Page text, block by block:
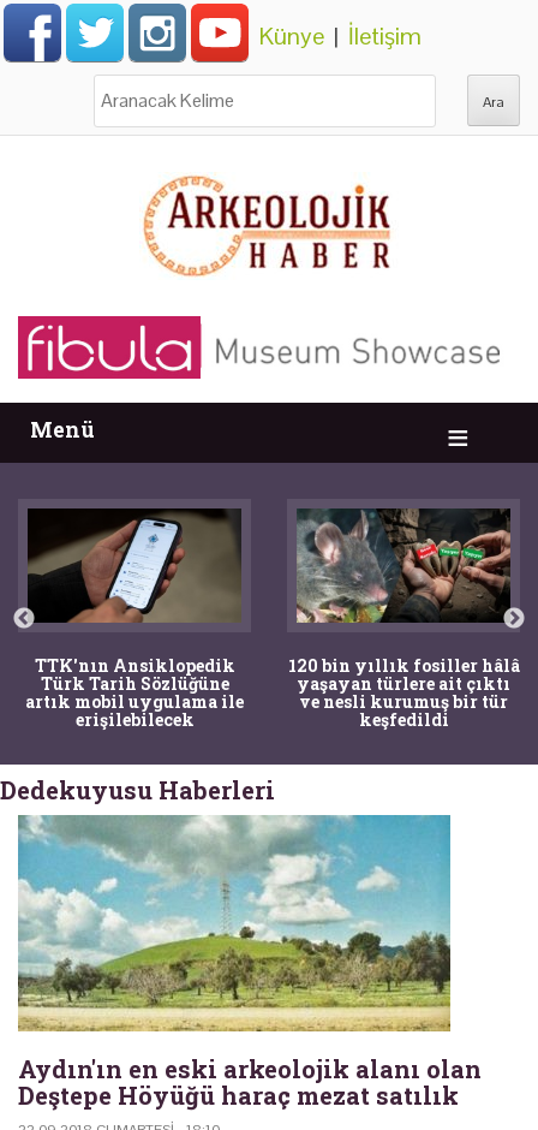
Künye | İletişim
Menü
TTK'nın Ansiklopedik
Türk Tarih Sözlüğüne
artık mobil uygulama ile
erişilebilecek
120 bin yıllık fosiller hâlâ
yaşayan türlere ait çıktı
ve nesli kurumuş bir tür
keşfedildi
Dedekuyusu Haberleri
Aydın'ın en eski arkeolojik alanı olan
Deştepe Höyüğü haraç mezat satılık